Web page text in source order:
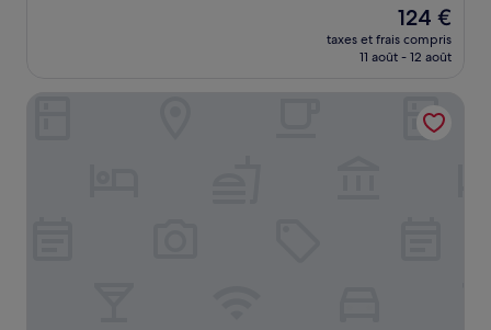
Le
nouveau
prix
de
124 €
124 €
taxes et frais compris
11 août - 12 août